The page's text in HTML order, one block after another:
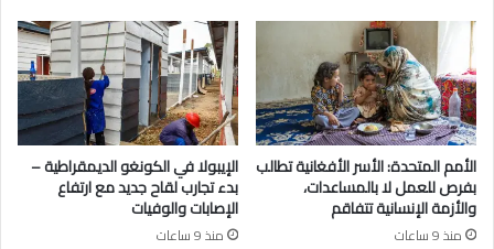
الأمم المتحدة: الأسر الأفغانية تطالب
بفرص للعمل لا بالمساعدات،
والأزمة الإنسانية تتفاقم
منذ 9 ساعات
الإيبولا في الكونغو الديمقراطية –
بدء تجارب لقاح جديد مع ارتفاع
الإصابات والوفيات
منذ 9 ساعات